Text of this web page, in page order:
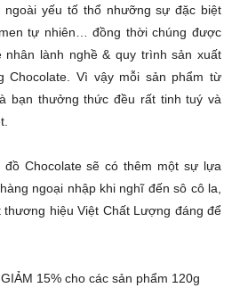
yếu tố thổ nhưỡng sự đặc biệt
tự nhiên… đồng thời chúng được
nhân lành nghề & quy trình sản xuất
Chocolate. Vì vậy mỗi sản phẩm từ
bạn thưởng thức đều rất tinh tuý và
Chocolate sẽ có thêm một sự lựa
ngoại nhập khi nghĩ đến sô cô la,
hiệu Việt Chất Lượng đáng để
15% cho các sản phẩm 120g